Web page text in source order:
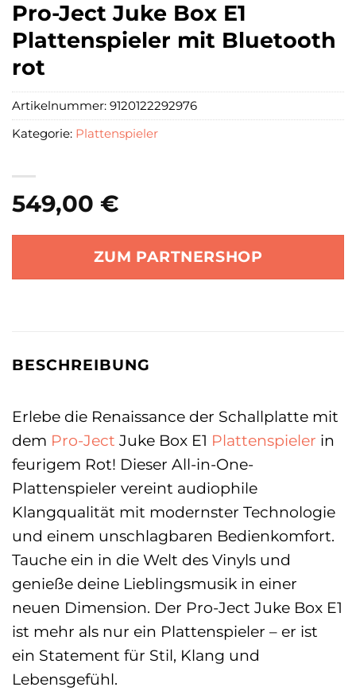
Pro-Ject Juke Box E1
Plattenspieler mit Bluetooth
rot
549,00 €
ZUM PARTNERSHOP
Artikelnummer: 9120122292976
Kategorie: Plattenspieler
BESCHREIBUNG
Erlebe die Renaissance der Schallplatte mit
dem Pro-Ject Juke Box E1 Plattenspieler in
feurigem Rot! Dieser All-in-One-
Plattenspieler vereint audiophile
Klangqualität mit modernster Technologie
und einem unschlagbaren Bedienkomfort.
Tauche ein in die Welt des Vinyls und
genieße deine Lieblingsmusik in einer
neuen Dimension. Der Pro-Ject Juke Box E1
ist mehr als nur ein Plattenspieler – er ist
ein Statement für Stil, Klang und
Lebensgefühl.